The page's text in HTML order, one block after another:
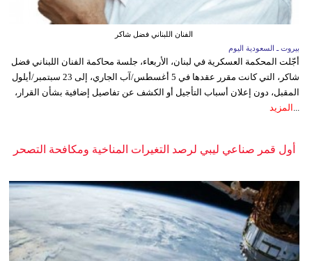
الفنان اللبناني فضل شاكر
بيروت ـ السعودية اليوم
أجّلت المحكمة العسكرية في لبنان، الأربعاء، جلسة محاكمة الفنان اللبناني فضل
شاكر، التي كانت مقرر عقدها في 5 أغسطس/آب الجاري، إلى 23 سبتمبر/أيلول
المقبل، دون إعلان أسباب التأجيل أو الكشف عن تفاصيل إضافية بشأن القرار،
المزيد
أول قمر صناعي ليبي لرصد التغيرات المناخية ومكافحة التصحر